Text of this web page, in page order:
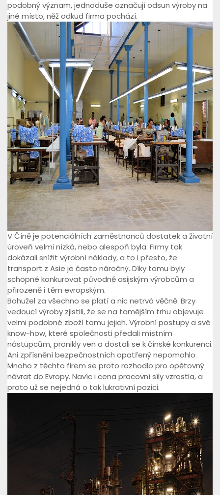
podobný význam, jednoduše označují odsun výroby na
jiné místo, něž odkud firma pochází.
V Číně je potenciálních zaměstnanců dostatek a životní
úroveň velmi nízká, nebo alespoň byla. Firmy tak
dokázali snížit výrobní náklady, a to i přesto, že
transport z Asie je často náročný. Díky tomu byly
schopné konkurovat původně asijským výrobcům a
přirozeně i těm evropským.
Bohužel za všechno se platí a nic netrvá věčně. Brzy
vedoucí výroby zjistili, že se na tamějším trhu objevuje
velmi podobné zboží tomu jejich. Výrobní postupy a své
know-how, které společnosti předali místním
nástupcům, pronikly ven a dostali se k čínské konkurenci.
Ani zpřísnění bezpečnostních opatřený nepomohlo.
Mnoho z těchto firem se proto rozhodlo pro opětovný
návrat do Evropy. Navíc i cena pracovní síly vzrostla, a
proto už se nejedná o tak lukrativní pozici.